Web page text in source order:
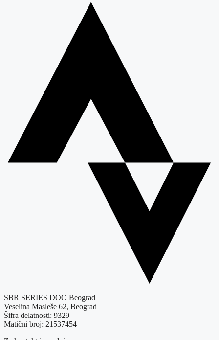
SBR SERIES DOO Beograd
Veselina Masleše 62, Beograd
Šifra delatnosti: 9329
Matični broj: 21537454